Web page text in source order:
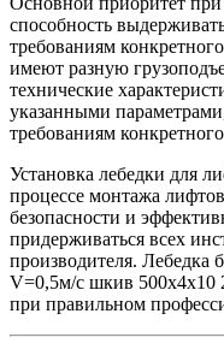
способность
требованиям
имеют разную
технические
указанными
требованиям
Установка лебедки для
процессе монтажа
безопасности и
придерживаться всех
производителя. Лебедка
V=0,5м/с шкив 500х4х10
при правильном